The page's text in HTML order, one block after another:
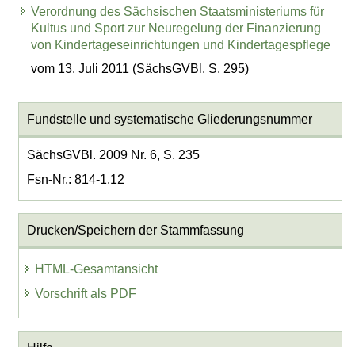
Verordnung des Sächsischen Staatsministeriums für
Kultus und Sport zur Neuregelung der Finanzierung
von Kindertageseinrichtungen und Kindertagespflege
vom 13. Juli 2011 (SächsGVBl. S. 295)
Fundstelle und systematische Gliederungsnummer
SächsGVBl. 2009 Nr. 6, S. 235
Fsn-Nr.: 814-1.12
Drucken/Speichern der Stammfassung
HTML-Gesamtansicht
Vorschrift als PDF